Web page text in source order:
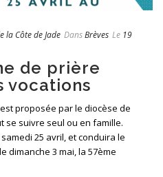
la Côte de Jade DansBrèves Le 19
de prière
vocations
proposée par le diocèse de
se suivre seul ou en famille.
25 avril, et conduira le
dimanche 3 mai, la 57ème